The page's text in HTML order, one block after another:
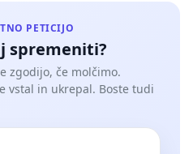
PETICIJO
spremeniti?
zgodijo, če molčimo.
vstal in ukrepal. Boste tudi